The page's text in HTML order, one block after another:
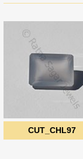
CUT_CHL97